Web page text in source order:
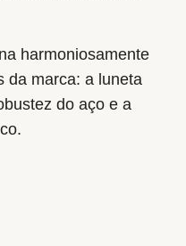
harmoniosamente
da marca: a luneta
do aço e a